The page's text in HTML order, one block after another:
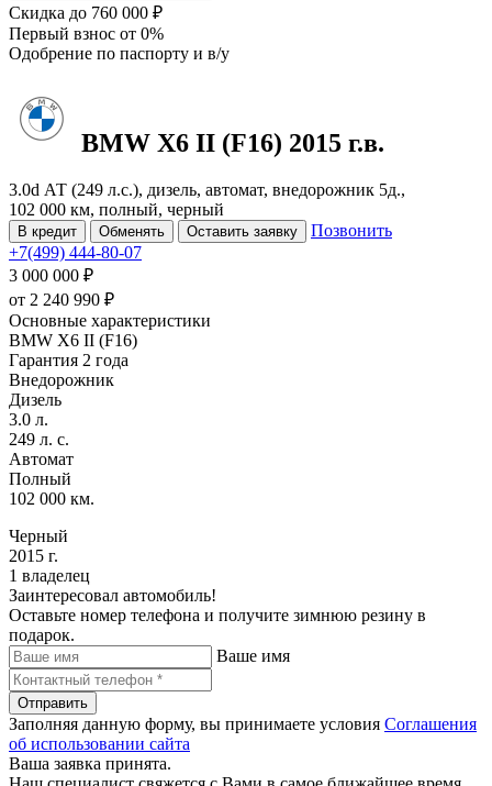
Скидка до 760 000 ₽
Первый взнос от 0%
Одобрение по паспорту и в/у
BMW X6 II (F16) 2015 г.в.
3.0d АТ (249 л.с.), дизель, автомат, внедорожник 5д.,
102 000 км, полный, черный
В кредит Обменять Оставить заявку
Позвонить
+7(499) 444-80-07
3 000 000 ₽
от 2 240 990 ₽
Основные характеристики
BMW X6 II (F16)
Гарантия 2 года
Внедорожник
Дизель
3.0 л.
249 л. с.
Автомат
Полный
102 000 км.
Черный
2015 г.
1 владелец
Заинтересовал автомобиль!
Оставьте номер телефона и получите зимнюю резину в
подарок.
Ваше имя
Отправить
Заполняя данную форму, вы принимаете условия Соглашения
об использовании сайта
Ваша заявка принята.